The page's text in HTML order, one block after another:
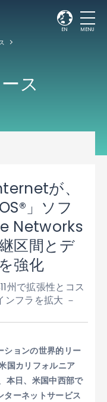
EN MENU
ス
が、
」ソフ
Networks
区間とデ
強化
州で拡張性とコス
ンフラを拡大 －
ションの世界的リー
国カリフォルニア
本日、米国中西部で
ターネットサービス